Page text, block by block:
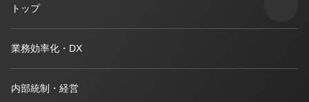
トップ
業務効率化・DX
内部統制・経営